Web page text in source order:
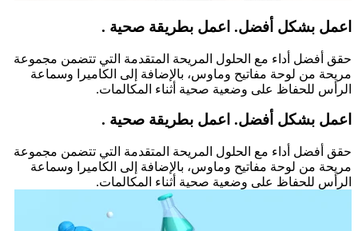
اعمل بشكل أفضل. اعمل بطريقة صحية .
حقق أفضل أداء مع الحلول المريحة المتقدمة التي تتضمن مجموعة
مريحة من لوحة مفاتيح وماوس، بالإضافة إلى الكاميرا وسماعة
الرأس للحفاظ على وضعية صحية أثناء المكالمات.
اعمل بشكل أفضل. اعمل بطريقة صحية .
حقق أفضل أداء مع الحلول المريحة المتقدمة التي تتضمن مجموعة
مريحة من لوحة مفاتيح وماوس، بالإضافة إلى الكاميرا وسماعة
الرأس للحفاظ على وضعية صحية أثناء المكالمات.